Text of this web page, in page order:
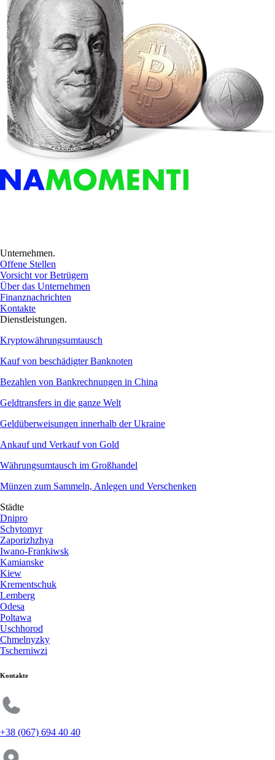
Unternehmen.
Offene Stellen
Vorsicht vor Betrügern
Über das Unternehmen
Finanznachrichten
Kontakte
Dienstleistungen.
Kryptowährungsumtausch
Kauf von beschädigter Banknoten
Bezahlen von Bankrechnungen in China
Geldtransfers in die ganze Welt
Geldüberweisungen innerhalb der Ukraine
Ankauf und Verkauf von Gold
Währungsumtausch im Großhandel
Münzen zum Sammeln, Anlegen und Verschenken
Städte
Dnipro
Schytomyr
Zaporizhzhya
Iwano-Frankiwsk
Kamianske
Kiew
Krementschuk
Lemberg
Odesa
Poltawa
Uschhorod
Chmelnyzky
Tscherniwzi
Kontakte
+38 (067) 694 40 40